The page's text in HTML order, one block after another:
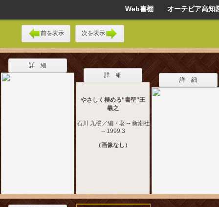
Web書棚 オーテピア高知
前を表示 次を表示
詳 細
詳 細
やさしく極める“書聖”王
羲之
石川 九楊／編・著 -- 新潮社
-- 1999.3
（画像なし）
詳 細